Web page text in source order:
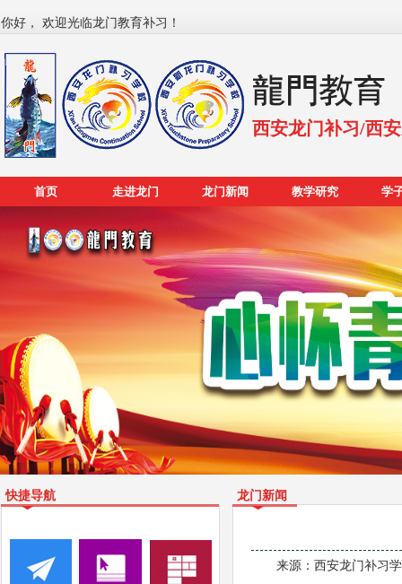
你好， 欢迎光临龙门教育补习！
西安龙门补习/西
首页 走进龙门 龙门新闻 教学研究 学
快捷导航 龙门新闻
来源： 西安龙门补习